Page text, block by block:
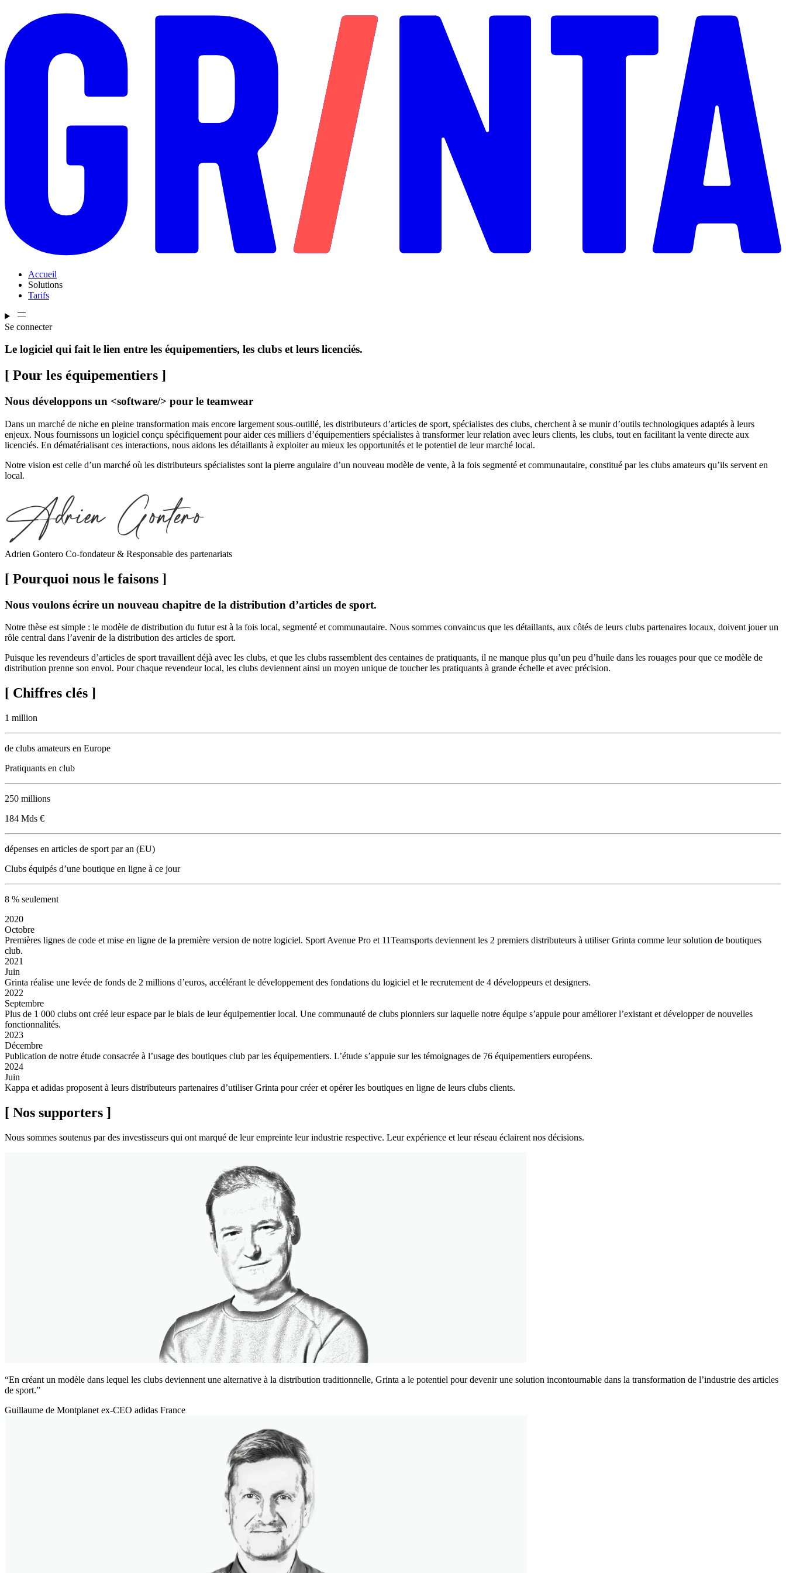
Accueil
Solutions
Tarifs
Se connecter
Le logiciel qui fait le lien entre les équipementiers, les clubs et leurs licenciés.
[ Pour les équipementiers ]
Nous développons un <software/> pour le teamwear
Dans un marché de niche en pleine transformation mais encore largement sous-outillé, les distributeurs d’articles de sport, spécialistes des clubs, cherchent à se munir d’outils technologiques adaptés à leurs
enjeux. Nous fournissons un logiciel conçu spécifiquement pour aider ces milliers d’équipementiers spécialistes à transformer leur relation avec leurs clients, les clubs, tout en facilitant la vente directe aux
licenciés. En dématérialisant ces interactions, nous aidons les détaillants à exploiter au mieux les opportunités et le potentiel de leur marché local.
Notre vision est celle d’un marché où les distributeurs spécialistes sont la pierre angulaire d’un nouveau modèle de vente, à la fois segmenté et communautaire, constitué par les clubs amateurs qu’ils servent en
local.
Adrien Gontero Co-fondateur & Responsable des partenariats
[ Pourquoi nous le faisons ]
Nous voulons écrire un nouveau chapitre de la distribution d’articles de sport.
Notre thèse est simple : le modèle de distribution du futur est à la fois local, segmenté et communautaire. Nous sommes convaincus que les détaillants, aux côtés de leurs clubs partenaires locaux, doivent jouer un
rôle central dans l’avenir de la distribution des articles de sport.
Puisque les revendeurs d’articles de sport travaillent déjà avec les clubs, et que les clubs rassemblent des centaines de pratiquants, il ne manque plus qu’un peu d’huile dans les rouages pour que ce modèle de
distribution prenne son envol. Pour chaque revendeur local, les clubs deviennent ainsi un moyen unique de toucher les pratiquants à grande échelle et avec précision.
[ Chiffres clés ]
1 million
de clubs amateurs en Europe
Pratiquants en club
250 millions
184 Mds €
dépenses en articles de sport par an (EU)
Clubs équipés d’une boutique en ligne à ce jour
8 % seulement
2020
Octobre
Premières lignes de code et mise en ligne de la première version de notre logiciel. Sport Avenue Pro et 11Teamsports deviennent les 2 premiers distributeurs à utiliser Grinta comme leur solution de boutiques
club.
2021
Juin
Grinta réalise une levée de fonds de 2 millions d’euros, accélérant le développement des fondations du logiciel et le recrutement de 4 développeurs et designers.
2022
Septembre
Plus de 1 000 clubs ont créé leur espace par le biais de leur équipementier local. Une communauté de clubs pionniers sur laquelle notre équipe s’appuie pour améliorer l’existant et développer de nouvelles
fonctionnalités.
2023
Décembre
Publication de notre étude consacrée à l’usage des boutiques club par les équipementiers. L’étude s’appuie sur les témoignages de 76 équipementiers européens.
2024
Juin
Kappa et adidas proposent à leurs distributeurs partenaires d’utiliser Grinta pour créer et opérer les boutiques en ligne de leurs clubs clients.
[ Nos supporters ]
Nous sommes soutenus par des investisseurs qui ont marqué de leur empreinte leur industrie respective. Leur expérience et leur réseau éclairent nos décisions.
“En créant un modèle dans lequel les clubs deviennent une alternative à la distribution traditionnelle, Grinta a le potentiel pour devenir une solution incontournable dans la transformation de l’industrie des articles
de sport.”
Guillaume de Montplanet ex-CEO adidas France